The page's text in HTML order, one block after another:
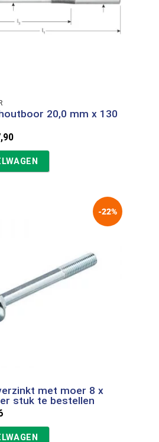
20,0 mm x 130
Huidige
is:
€17,90.
-22%
met moer 8 x
stuk te bestellen
Huidige
€0,36.